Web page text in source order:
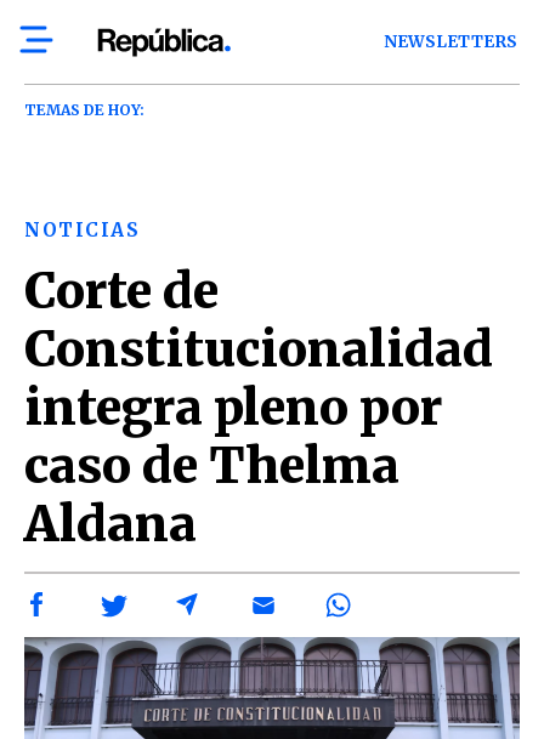
NEWSLETTERS
TEMAS DE HOY:
NOTICIAS
Corte de
Constitucionalidad
integra pleno por
caso de Thelma
Aldana